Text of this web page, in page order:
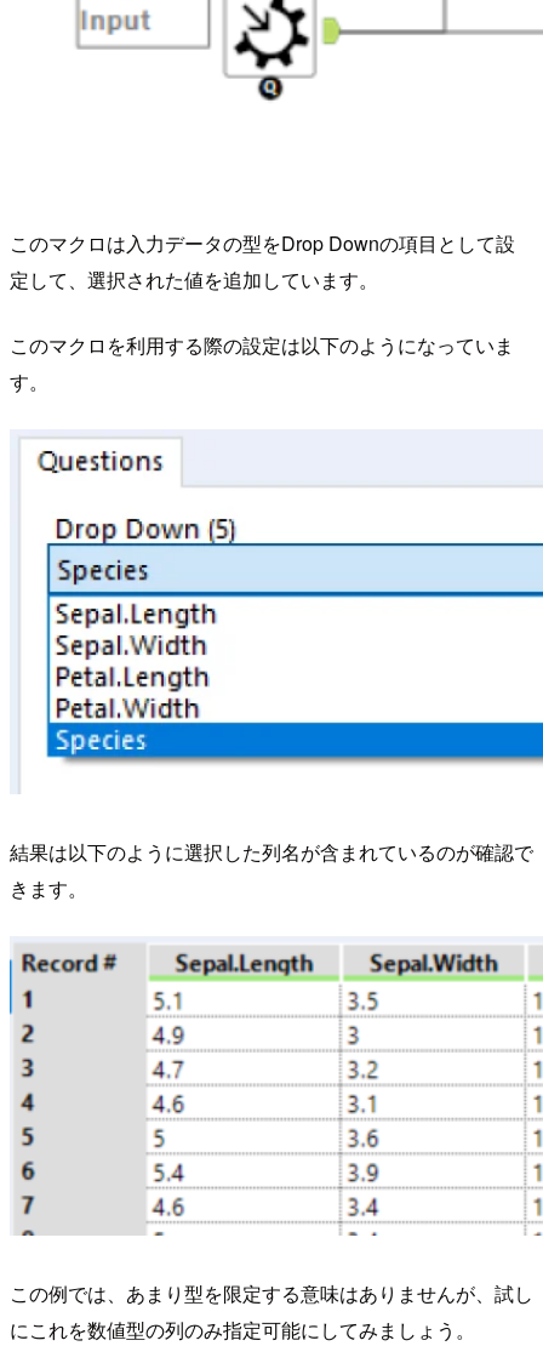
このマクロは入力データの型をDrop Downの項目として設
定して、選択された値を追加しています。
このマクロを利用する際の設定は以下のようになっていま
す。
結果は以下のように選択した列名が含まれているのが確認で
きます。
この例では、あまり型を限定する意味はありませんが、試し
にこれを数値型の列のみ指定可能にしてみましょう。